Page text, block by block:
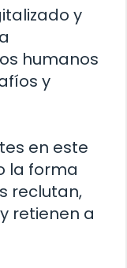
y
humanos
y
en este
la forma
reclutan,
retienen a